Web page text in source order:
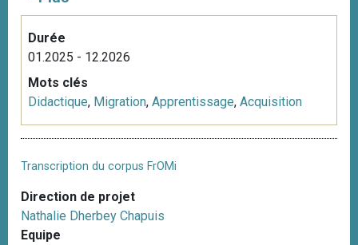
Durée
01.2025 - 12.2026
Mots clés
Didactique, Migration, Apprentissage, Acquisition
Transcription du corpus FrOMi
Direction de projet
Nathalie Dherbey Chapuis
Equipe